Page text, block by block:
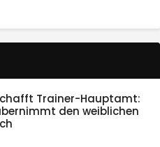
Trainer-Hauptamt:
den weiblichen